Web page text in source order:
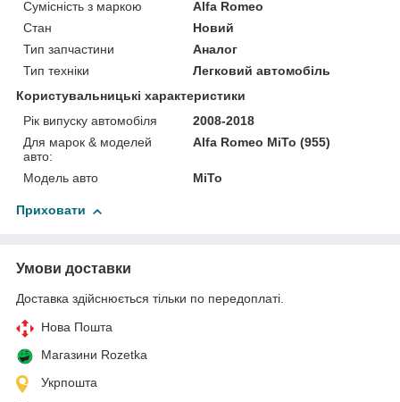
Сумісність з маркою
Alfa Romeo
Стан
Новий
Тип запчастини
Аналог
Тип техніки
Легковий автомобіль
Користувальницькі характеристики
Рік випуску автомобіля
2008-2018
Для марок & моделей
авто:
Alfa Romeo MiTo (955)
Модель авто MiTo
Приховати
Умови доставки
Доставка здійснюється тільки по передоплаті.
Нова Пошта
Магазини Rozetka
Укрпошта